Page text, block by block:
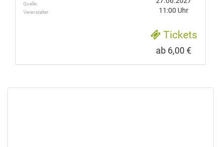
Quelle:
Veranstalter
11:00 Uhr
Tickets
ab 6,00 €